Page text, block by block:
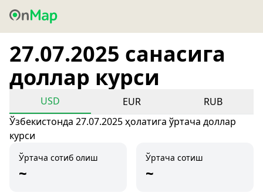
27.07.2025 санасига
доллар курси
USD EUR
RUB
Ўзбекистонда 27.07.2025 ҳолатига ўртача доллар
курси
Ўртача сотиб олиш
~
Ўртача сотиш
~